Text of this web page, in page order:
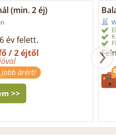
(min. 2 éj)
év felett.
/ 2 éjtől
jobb árért!
>>